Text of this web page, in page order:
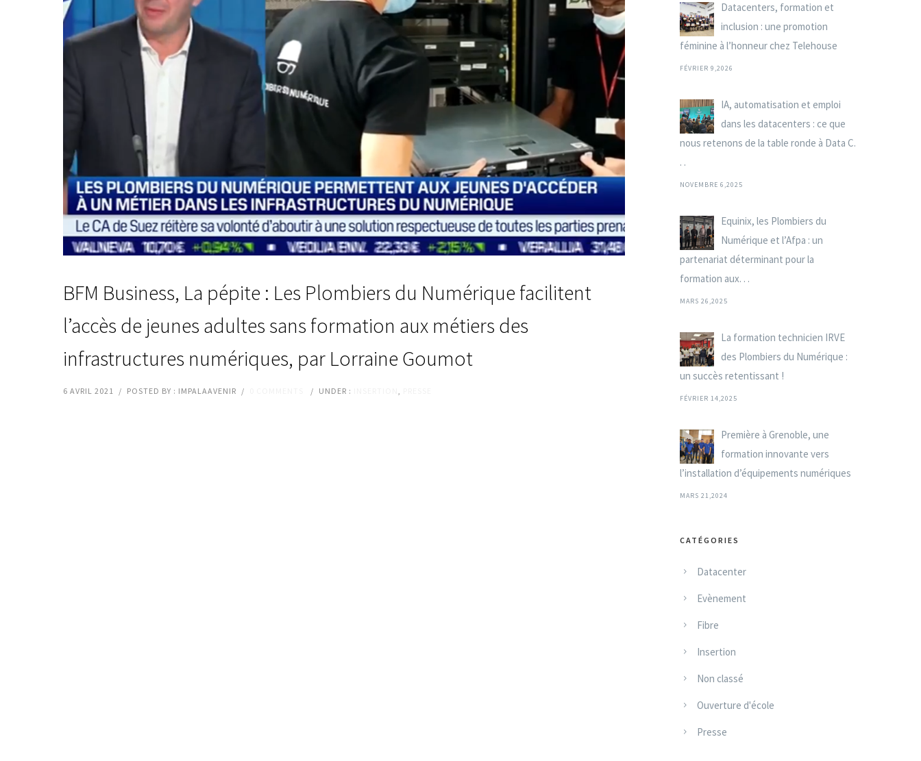
BFM Business, La pépite : Les Plombiers du Numérique facilitent
l’accès de jeunes adultes sans formation aux métiers des
infrastructures numériques, par Lorraine Goumot
6 AVRIL 2021 / POSTED BY : IMPALAAVENIR / / UNDER :
Datacenters, formation et
inclusion : une promotion
féminine à l’honneur chez Telehouse
FÉVRIER 9,2026
IA, automatisation et emploi
dans les datacenters : ce que
nous retenons de la table ronde à Data C.
. .
NOVEMBRE 6,2025
Equinix, les Plombiers du
Numérique et l’Afpa : un
partenariat déterminant pour la
formation aux. . .
MARS 26,2025
La formation technicien IRVE
des Plombiers du Numérique :
un succès retentissant !
FÉVRIER 14,2025
Première à Grenoble, une
formation innovante vers
l’installation d’équipements numériques
MARS 21,2024
CATÉGORIES
Datacenter
Evènement
Fibre
Insertion
Non classé
Ouverture d'école
Presse